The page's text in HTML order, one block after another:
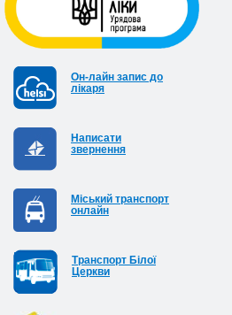
Он-лайн запис до
лікаря
Написати
звернення
Міський транспорт
онлайн
Транспорт Білої
Церкви